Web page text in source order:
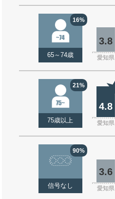
16%
65～74歳
3.8
愛知県
21%
75歳以上
4.8
愛知県
90%
信号なし
3.6
愛知県